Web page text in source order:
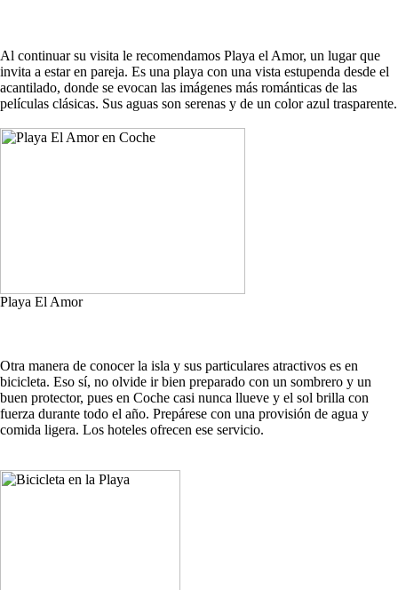
Al continuar su visita le recomendamos Playa el Amor, un lugar que
invita a estar en pareja. Es una playa con una vista estupenda desde el
acantilado, donde se evocan las imágenes más románticas de las
películas clásicas. Sus aguas son serenas y de un color azul trasparente.
Playa El Amor
Otra manera de conocer la isla y sus particulares atractivos es en
bicicleta. Eso sí, no olvide ir bien preparado con un sombrero y un
buen protector, pues en Coche casi nunca llueve y el sol brilla con
fuerza durante todo el año. Prepárese con una provisión de agua y
comida ligera. Los hoteles ofrecen ese servicio.